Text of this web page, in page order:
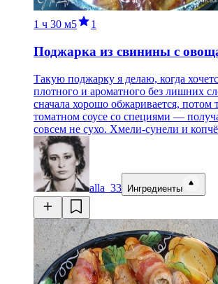
1 ч 30 м5 1
Поджарка из свинины с
Такую поджарку я делаю, когда
плотного и ароматного без лишних
сначала хорошо обжаривается, потом
томатном соусе со специями —
совсем не сухо. Хмели-сунели и
alla_33 Ингредиенты